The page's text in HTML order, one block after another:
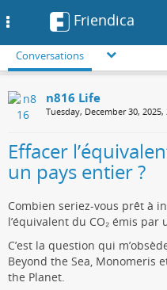
Friendica
Conversations
n816 Life
Tuesday, December 30, 2025,
Effacer
un pays entier ?
Combien seriez-vous prêt à
l’équivalent du CO₂ émis par
C’est la question qui
Beyond the Sea, Monomeris
the Planet.